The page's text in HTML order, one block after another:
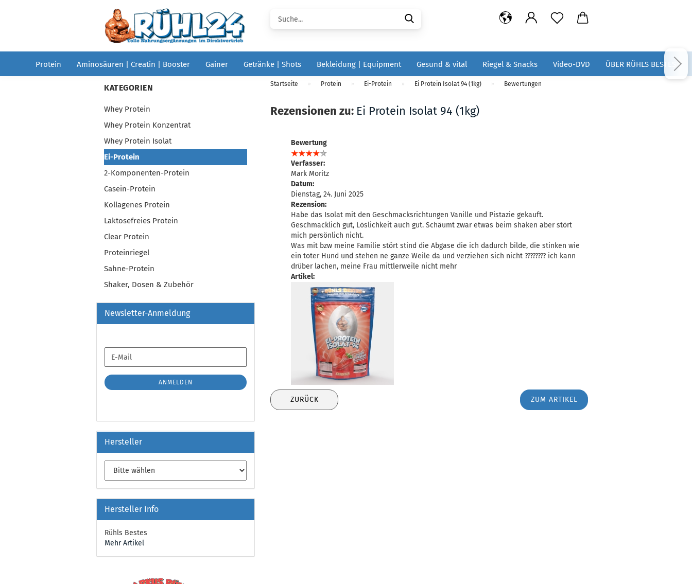
Protein Aminosäuren | Creatin | Booster Gainer Getränke | Shots Bekleidung | Equipment Gesund & vital Riegel & Snacks Video-DVD ÜBER RÜHLS BESTES
Startseite » Protein » Ei-Protein » Ei Protein Isolat 94 (1kg) » Bewertungen
Rezensionen zu: Ei Protein Isolat 94 (1kg)
Bewertung
Verfasser:
Mark Moritz
Datum:
Dienstag, 24. Juni 2025
Rezension:
Habe das Isolat mit den Geschmacksrichtungen Vanille und Pistazie gekauft.
Geschmacklich gut, Löslichkeit auch gut. Schäumt zwar etwas beim shaken aber stört
mich persönlich nicht.
Was mit bzw meine Familie stört stind die Abgase die ich dadurch bilde, die stinken wie
ein toter Hund und stehen ne ganze Weile da und verziehen sich nicht ???????? ich kann
drüber lachen, meine Frau mittlerweile nicht mehr
Artikel:
ZURÜCK ZUM ARTIKEL
KATEGORIEN
Whey Protein
Whey Protein Konzentrat
Whey Protein Isolat
Ei-Protein
2-Komponenten-Protein
Casein-Protein
Kollagenes Protein
Laktosefreies Protein
Clear Protein
Proteinriegel
Sahne-Protein
Shaker, Dosen & Zubehör
Newsletter-Anmeldung
ZUR
ANMELDUNG
E-
Mail
ANMELDEN
Hersteller
Hersteller Info
Rühls Bestes
Mehr Artikel